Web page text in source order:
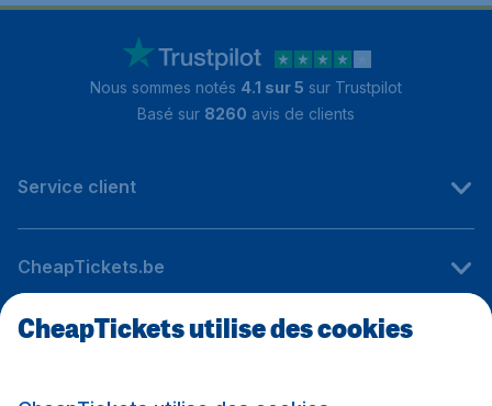
Nous sommes notés 4.1 sur 5 sur Trustpilot
Basé sur 8260 avis de clients
Service client
CheapTickets.be
Sites internationaux
CheapTickets utilise des cookies